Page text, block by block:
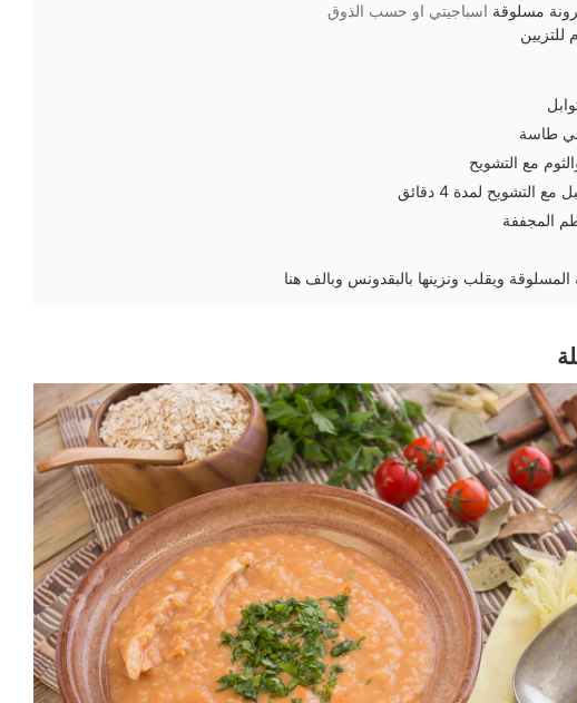
مسلوقة اسباجيتي او حسب الذوق
طاسة
مع التشويح
التشويح لمدة 4 دقائق
المجففة
المسلوقة ويقلب ونزينها بالبقدونس وبالف هنا